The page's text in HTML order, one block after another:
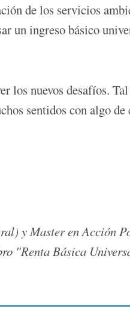
de los servicios
un ingreso básico
los nuevos desafíos.
sentidos con algo de
y Master en Acción
"Renta Básica